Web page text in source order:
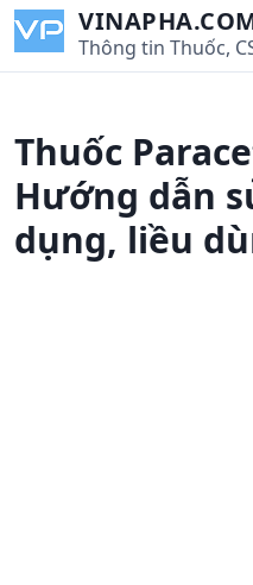
i
Thông tin Thuốc,
Thuốc
Hướng dẫn
dụng, liều